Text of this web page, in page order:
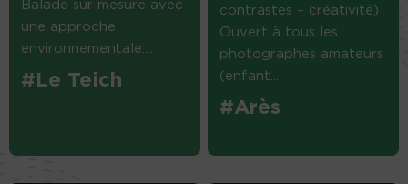
Balade sur mesure avec
une approche
environnementale....
#Le Teich
contrastes – créativité)
Ouvert à tous les
photographes amateurs
(enfant...
#Arès